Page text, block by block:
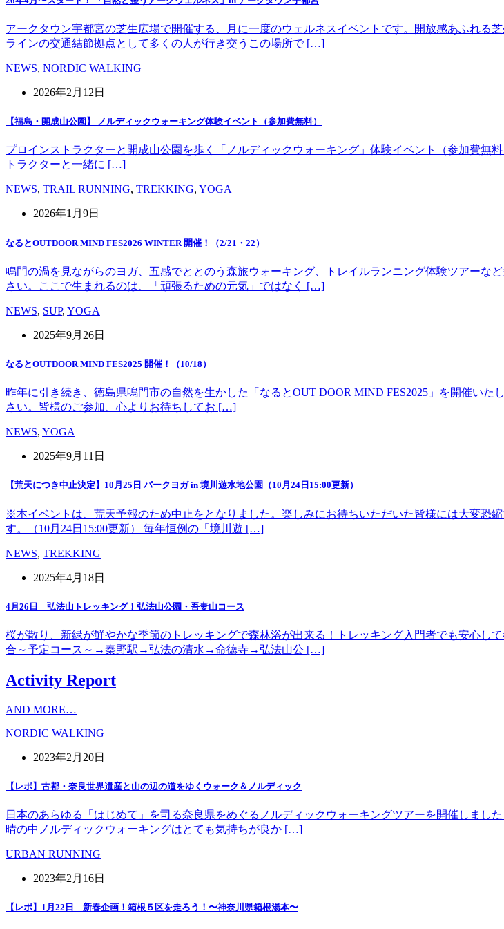
アークタウン宇都宮の芝生広場で開催する、月に一度のウェルネスイベントです。開放感あふれる
ラインの交通結節拠点として多くの人が行き交うこの場所で […]
NEWS, NORDIC WALKING
2026年2月12日
【福島・開成山公園】 ノルディックウォーキング体験イベント（参加費無料）
プロインストラクターと開成山公園を歩く「ノルディックウォーキング」体験イベント（参加費無
トラクターと一緒に […]
NEWS, TRAIL RUNNING, TREKKING, YOGA
2026年1月9日
なるとOUTDOOR MIND FES2026 WINTER 開催！（2/21・22）
鳴門の渦を見ながらのヨガ、五感でととのう森旅ウォーキング、トレイルランニング体験ツアーな
さい。ここで生まれるのは、「頑張るための元気」ではなく […]
NEWS, SUP, YOGA
2025年9月26日
なるとOUTDOOR MIND FES2025 開催！（10/18）
昨年に引き続き、徳島県鳴門市の自然を生かした「なるとOUT DOOR MIND FES2025」を開催い
さい。皆様のご参加、心よりお待ちしてお […]
NEWS, YOGA
2025年9月11日
【荒天につき中止決定】10月25日 パークヨガ in 境川遊水地公園（10月24日15:00更新）
※本イベントは、荒天予報のため中止をとなりました。楽しみにお待ちいただいた皆様には大変恐
す。（10月24日15:00更新） 毎年恒例の「境川遊 […]
NEWS, TREKKING
2025年4月18日
4月26日 弘法山トレッキング！弘法山公園・吾妻山コース
桜が散り、新緑が鮮やかな季節のトレッキングで森林浴が出来る！トレッキング入門者でも安心し
合～予定コース～→秦野駅→弘法の清水→命徳寺→弘法山公 […]
Activity Report
AND MORE…
NORDIC WALKING
2023年2月20日
【レポ】古都・奈良世界遺産と山の辺の道をゆくウォーク＆ノルディック
日本のあらゆる「はじめて」を司る奈良県をめぐるノルディックウォーキングツアーを開催しま
晴の中ノルディックウォーキングはとても気持ちが良か […]
URBAN RUNNING
2023年2月16日
【レポ】1月22日 新春企画！箱根５区を走ろう！〜神奈川県箱根湯本〜